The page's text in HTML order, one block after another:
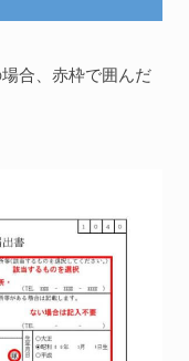
合、赤枠で囲んだ